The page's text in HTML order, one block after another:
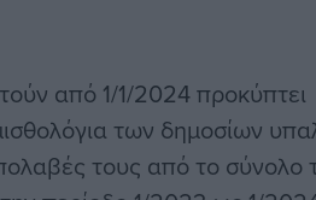
από 1/1/2024 προκύπτει
των δημοσίων
τους από το σύνολο